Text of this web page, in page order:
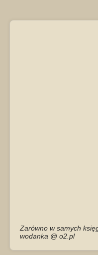
Zarówno w samych
wodanka @ o2.pl